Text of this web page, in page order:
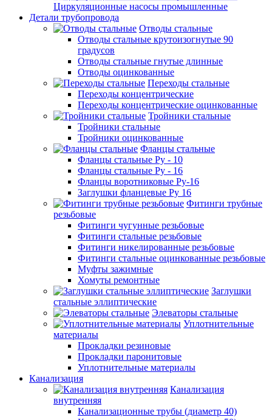
Циркуляционные насосы промышленные
Детали трубопровода
Отводы стальные
Отводы стальные крутоизогнутые 90
градусов
Отводы стальные гнутые длинные
Отводы оцинкованные
Переходы стальные
Переходы концентрические
Переходы концентрические оцинкованные
Тройники стальные
Тройники стальные
Тройники оцинкованные
Фланцы стальные
Фланцы стальные Ру - 10
Фланцы стальные Ру - 16
Фланцы воротниковые Ру-16
Заглушки фланцевые Ру 16
Фитинги трубные
резьбовые
Фитинги чугунные резьбовые
Фитинги стальные резьбовые
Фитинги никелированные резьбовые
Фитинги стальные оцинкованные резьбовые
Муфты зажимные
Хомуты ремонтные
Заглушки
стальные эллиптические
Элеваторы стальные
Уплотнительные
материалы
Прокладки резиновые
Прокладки паронитовые
Уплотнительные материалы
Канализация
Канализация
внутренняя
Канализационные трубы (диаметр 40)